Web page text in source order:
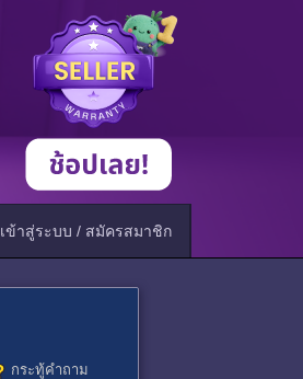
เข้าสู่ระบบ / สมัครสมาชิก
กระทู้คำถาม